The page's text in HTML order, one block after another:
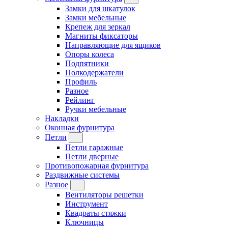
Замки для шкатулок
Замки мебельные
Крепеж для зеркал
Магниты фиксаторы
Направляющие для ящиков
Опоры колеса
Подпятники
Полкодержатели
Профиль
Разное
Рейлинг
Ручки мебельные
Накладки
Оконная фурнитура
Петли
Петли гаражные
Петли дверные
Противопожарная фурнитура
Раздвижные системы
Разное
Вентиляторы решетки
Инструмент
Квадраты стяжки
Ключницы